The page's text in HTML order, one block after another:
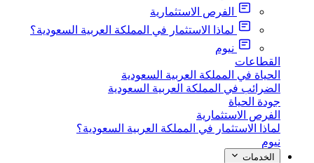
الفرص الاستثمارية
لماذا الاستثمار في المملكة العربية السعودية؟
نيوم
القطاعات
الحياة في المملكة العربية السعودية
الضرائب في المملكة العربية السعودية
جودة الحياة
الفرص الاستثمارية
لماذا الاستثمار في المملكة العربية السعودية؟
نيوم
الخدمات